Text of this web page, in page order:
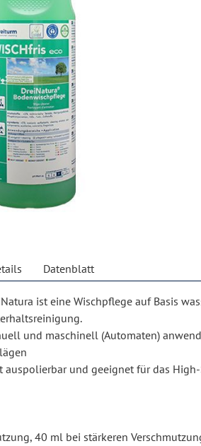
Datenblatt
ist eine Wischpflege auf Basis
und maschinell (Automaten)
auspolierbar und geeignet für das
40 ml bei stärkeren